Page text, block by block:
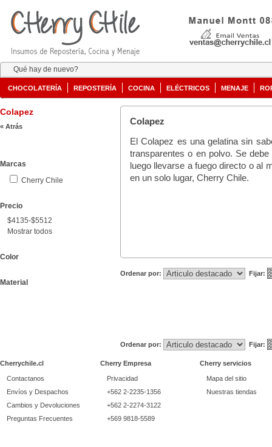
Qué hay de nuevo?
CHOCOLATERÍA REPOSTERÍA COCINA ELÉCTRICOS MENAJE
Colapez
« Atrás
Marcas
Cherry Chile
Precio
$4135-$5512
Mostrar todos
Color
Material
Colapez
El Colapez es una gelatina sin
transparentes o en polvo. Se
luego llevarse a fuego directo o al
en un solo lugar, Cherry Chile.
Ordenar por: Fijar:
Ordenar por: Fijar:
Cherrychile.cl
Contactanos
Envíos y Despachos
Cambios y Devoluciones
Preguntas Frecuentes
Cherry Empresa
Privacidad
+562 2-2235-1356
+562 2-2274-3122
+569 9818-5589
Cherry servicios
Mapa del sitio
Nuestras tiendas